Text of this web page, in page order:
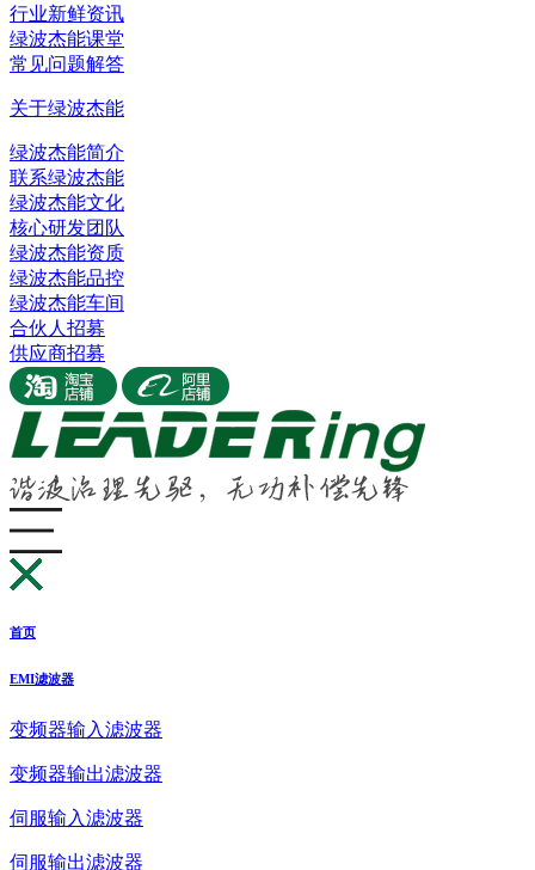
行业新鲜资讯
绿波杰能课堂
常见问题解答
关于绿波杰能
绿波杰能简介
联系绿波杰能
绿波杰能文化
核心研发团队
绿波杰能资质
绿波杰能品控
绿波杰能车间
合伙人招募
供应商招募
首页
EMI滤波器
变频器输入滤波器
变频器输出滤波器
伺服输入滤波器
伺服输出滤波器